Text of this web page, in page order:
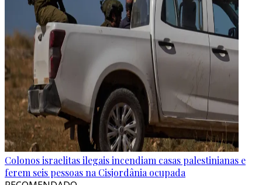
Colonos israelitas ilegais incendiam casas palestinianas e
ferem seis pessoas na Cisjordânia ocupada